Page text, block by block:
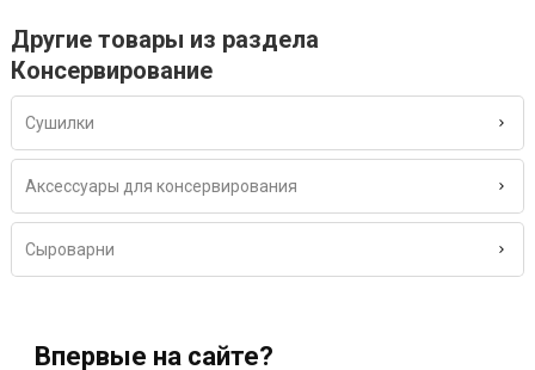
Другие товары из раздела
Консервирование
Сушилки
Аксессуары для консервирования
Сыроварни
Впервые на сайте?